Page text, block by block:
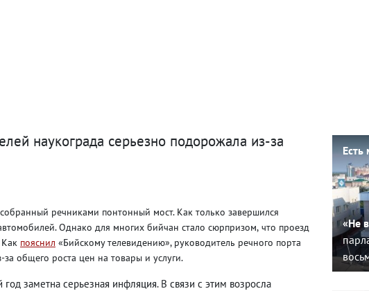
наукограда серьезно подорожала из-за
речниками понтонный мост. Как только завершился
Однако для многих бийчан стало сюрпризом, что проезд
Как пояснил «Бийскому телевидению», руководитель речного порта
общего роста цен на товары и услуги.
год заметна серьезная инфляция. В связи с этим возросла
Есть
«Не